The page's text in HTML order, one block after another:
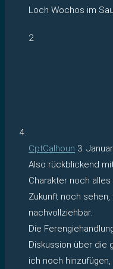
Loch Wochos im
2
CptCalhoun 3.
Also rückblickend
Charakter noch
Zukunft noch
nachvollziehbar.
Die
Diskussion über die
ich noch